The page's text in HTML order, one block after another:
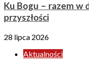
Ku Bogu – razem w
przyszłości
28 lipca 2026
Aktualności